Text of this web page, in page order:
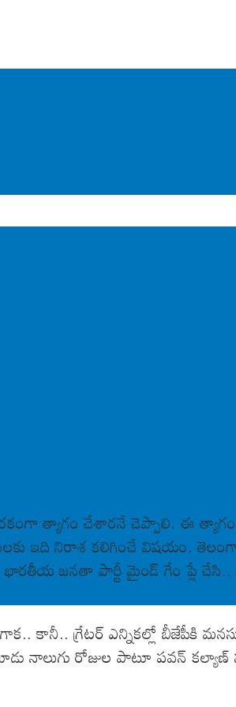
త్యాగం చేశారనే చెప్పాలి. ఈ
ఇది నిరాశ కలిగించే విషయం.
జనతా పార్టీ మైండ్ గేం ప్లే చేసి..
గాక.. కానీ.. గ్రేటర్ ఎన్నికల్లో బీజేపీకి
నాలుగు రోజుల పాటూ పవన్ కల్యాణ్